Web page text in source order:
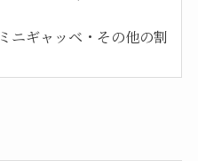
ニギャッベ・その他の割